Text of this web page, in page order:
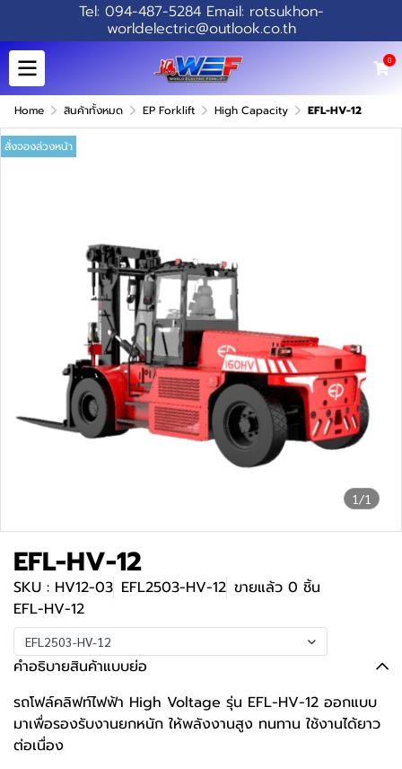
Tel: 094-487-5284 Email: rotsukhon-
worldelectric@outlook.co.th
0
Home สินค้าทั้งหมด EP Forklift High Capacity EFL-HV-12
1/1
สั่งจองล่วงหน้า
EFL-HV-12
SKU : HV12-03 EFL2503-HV-12 ขายแล้ว 0 ชิ้น
EFL-HV-12
EFL2503-HV-12
คำอธิบายสินค้าแบบย่อ
รถโฟล์คลิฟท์ไฟฟ้า High Voltage รุ่น EFL-HV-12 ออกแบบ
มาเพื่อรองรับงานยกหนัก ให้พลังงานสูง ทนทาน ใช้งานได้ยาว
ต่อเนื่อง